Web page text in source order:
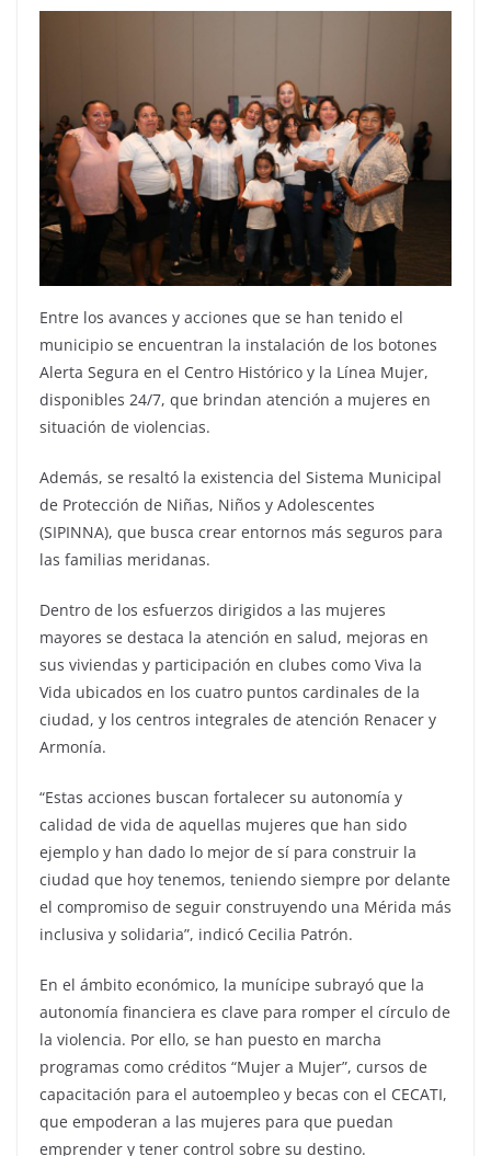
Entre los avances y acciones que se han tenido el
municipio se encuentran la instalación de los botones
Alerta Segura en el Centro Histórico y la Línea Mujer,
disponibles 24/7, que brindan atención a mujeres en
situación de violencias.
Además, se resaltó la existencia del Sistema Municipal
de Protección de Niñas, Niños y Adolescentes
(SIPINNA), que busca crear entornos más seguros para
las familias meridanas.
Dentro de los esfuerzos dirigidos a las mujeres
mayores se destaca la atención en salud, mejoras en
sus viviendas y participación en clubes como Viva la
Vida ubicados en los cuatro puntos cardinales de la
ciudad, y los centros integrales de atención Renacer y
Armonía.
“Estas acciones buscan fortalecer su autonomía y
calidad de vida de aquellas mujeres que han sido
ejemplo y han dado lo mejor de sí para construir la
ciudad que hoy tenemos, teniendo siempre por delante
el compromiso de seguir construyendo una Mérida más
inclusiva y solidaria”, indicó Cecilia Patrón.
En el ámbito económico, la munícipe subrayó que la
autonomía financiera es clave para romper el círculo de
la violencia. Por ello, se han puesto en marcha
programas como créditos “Mujer a Mujer”, cursos de
capacitación para el autoempleo y becas con el CECATI,
que empoderan a las mujeres para que puedan
emprender y tener control sobre su destino.